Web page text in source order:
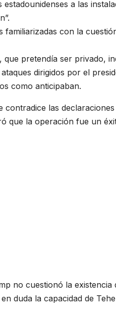
a las
con la
pretendía ser privado,
dirigidos por el
como anticipaban.
las
que la operación fue un
no cuestionó la
duda la capacidad de